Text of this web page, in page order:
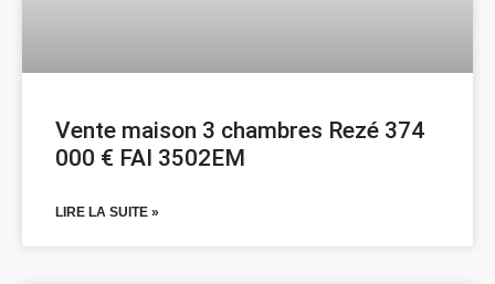
Vente maison 3 chambres Rezé 374
000 € FAI 3502EM
LIRE LA SUITE »